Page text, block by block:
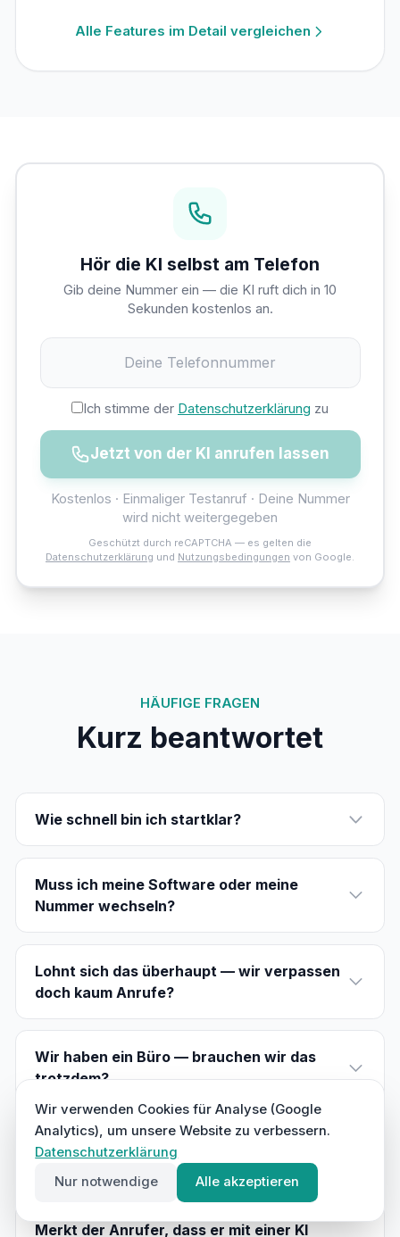
Alle Features im Detail vergleichen
Hör die KI selbst am Telefon
Gib deine Nummer ein — die KI ruft dich in 10
Sekunden kostenlos an.
Ich stimme der Datenschutzerklärung zu
Jetzt von der KI anrufen lassen
Kostenlos · Einmaliger Testanruf · Deine Nummer
wird nicht weitergegeben
Geschützt durch reCAPTCHA — es gelten die
Datenschutzerklärung und Nutzungsbedingungen von Google.
HÄUFIGE FRAGEN
Kurz beantwortet
Wie schnell bin ich startklar?
Muss ich meine Software oder meine
Nummer wechseln?
Lohnt sich das überhaupt — wir verpassen
doch kaum Anrufe?
Wir haben ein Büro — brauchen wir das
trotzdem?
Was passiert, wenn die KI etwas falsch
Merkt der Anrufer, dass er mit einer KI
Wir verwenden Cookies für Analyse (Google
Analytics), um unsere Website zu verbessern.
Datenschutzerklärung
Nur notwendige
Alle akzeptieren